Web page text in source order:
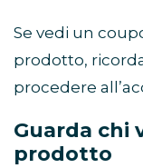
Se vedi un
prodotto,
procedere
Guarda chi
prodotto